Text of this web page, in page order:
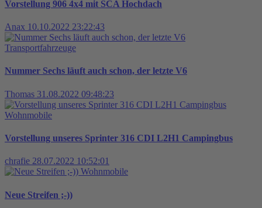
Vorstellung 906 4x4 mit SCA Hochdach
Anax 10.10.2022 23:22:43
Transportfahrzeuge
Nummer Sechs läuft auch schon, der letzte V6
Thomas 31.08.2022 09:48:23
Wohnmobile
Vorstellung unseres Sprinter 316 CDI L2H1 Campingbus
chrafie 28.07.2022 10:52:01
Wohnmobile
Neue Streifen ;-))